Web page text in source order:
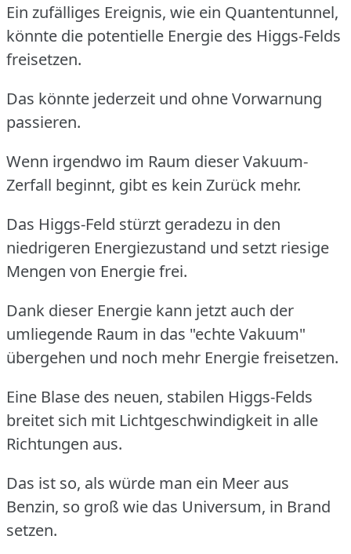
Ein zufälliges Ereignis, wie ein Quantentunnel,
könnte die potentielle Energie des Higgs-Felds
freisetzen.
Das könnte jederzeit und ohne Vorwarnung
passieren.
Wenn irgendwo im Raum dieser Vakuum-
Zerfall beginnt, gibt es kein Zurück mehr.
Das Higgs-Feld stürzt geradezu in den
niedrigeren Energiezustand und setzt riesige
Mengen von Energie frei.
Dank dieser Energie kann jetzt auch der
umliegende Raum in das "echte Vakuum"
übergehen und noch mehr Energie freisetzen.
Eine Blase des neuen, stabilen Higgs-Felds
breitet sich mit Lichtgeschwindigkeit in alle
Richtungen aus.
Das ist so, als würde man ein Meer aus
Benzin, so groß wie das Universum, in Brand
setzen.